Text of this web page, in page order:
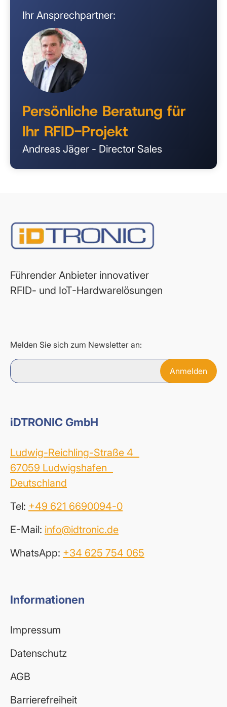
Ihr Ansprechpartner:
Persönliche Beratung für
Ihr RFID-Projekt
Andreas Jäger - Director Sales
Führender Anbieter innovativer
RFID- und IoT-Hardwarelösungen
Melden Sie sich zum Newsletter an:
iDTRONIC GmbH
Ludwig-Reichling-Straße 4
67059 Ludwigshafen
Deutschland
Tel: +49 621 6690094-0
E-Mail: info@idtronic.de
WhatsApp: +34 625 754 065
Informationen
Impressum
Datenschutz
AGB
Barrierefreiheit